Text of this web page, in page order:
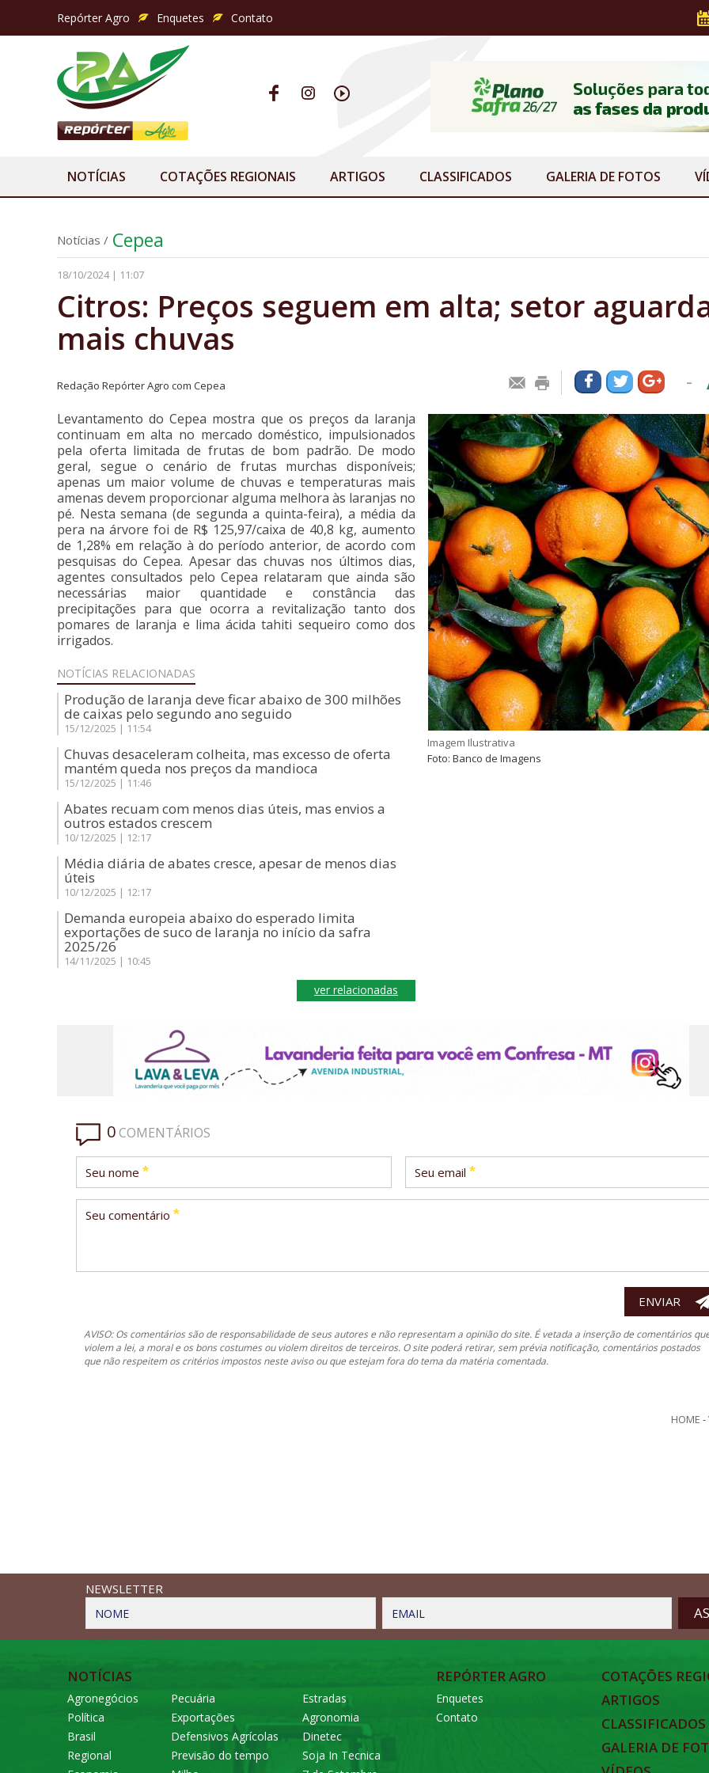
Repórter Agro Enquetes Contato
NOTÍCIAS COTAÇÕES REGIONAIS ARTIGOS CLASSIFICADOS GALERIA DE FOTOS
Notícias / Cepea
18/10/2024 | 11:07
Citros: Preços seguem em alta; setor
mais chuvas
Redação Repórter Agro com Cepea -
Imagem Ilustrativa
Foto: Banco de Imagens
Levantamento do Cepea mostra que os preços da laranja
continuam em alta no mercado doméstico, impulsionados
pela oferta limitada de frutas de bom padrão. De modo
geral, segue o cenário de frutas murchas disponíveis;
apenas um maior volume de chuvas e temperaturas mais
amenas devem proporcionar alguma melhora às laranjas no
pé. Nesta semana (de segunda a quinta-feira), a média da
pera na árvore foi de R$ 125,97/caixa de 40,8 kg, aumento
de 1,28% em relação à do período anterior, de acordo com
pesquisas do Cepea. Apesar das chuvas nos últimos dias,
agentes consultados pelo Cepea relataram que ainda são
necessárias maior quantidade e constância das
precipitações para que ocorra a revitalização tanto dos
pomares de laranja e lima ácida tahiti sequeiro como dos
irrigados.
NOTÍCIAS RELACIONADAS
Produção de laranja deve ficar abaixo de 300 milhões
de caixas pelo segundo ano seguido
15/12/2025 | 11:54
Chuvas desaceleram colheita, mas excesso de oferta
mantém queda nos preços da mandioca
15/12/2025 | 11:46
Abates recuam com menos dias úteis, mas envios a
outros estados crescem
10/12/2025 | 12:17
Média diária de abates cresce, apesar de menos dias
úteis
10/12/2025 | 12:17
Demanda europeia abaixo do esperado limita
exportações de suco de laranja no início da safra
2025/26
14/11/2025 | 10:45
ver relacionadas
0COMENTÁRIOS
Seu nome * Seu email *
Seu comentário *
AVISO: Os comentários são de responsabilidade de seus autores e não representam a opinião do site. É vetada a inserção de comentários
violem a lei, a moral e os bons costumes ou violem direitos de terceiros. O site poderá retirar, sem prévia notificação, comentários postados
que não respeitem os critérios impostos neste aviso ou que estejam fora do tema da matéria comentada.
HOME -
NEWSLETTER
NOME EMAIL
NOTÍCIAS
Agronegócios
Política
Brasil
Regional
Pecuária
Exportações
Defensivos Agrícolas
Previsão do tempo
Estradas
Agronomia
Dinetec
Soja In Tecnica
REPÓRTER AGRO
Enquetes
Contato
COTAÇÕES
ARTIGOS
CLASSIFICADOS
GALERIA DE